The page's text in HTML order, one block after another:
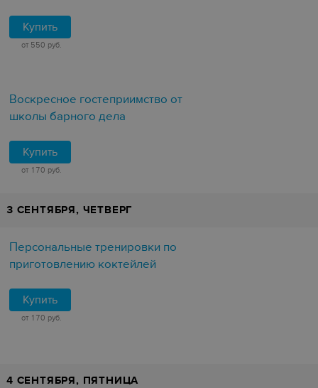
Купить
от 550 руб.
Воскресное гостеприимство от
школы барного дела
Купить
от 170 руб.
3 СЕНТЯБРЯ, ЧЕТВЕРГ
Персональные тренировки по
приготовлению коктейлей
Купить
от 170 руб.
4 СЕНТЯБРЯ, ПЯТНИЦА